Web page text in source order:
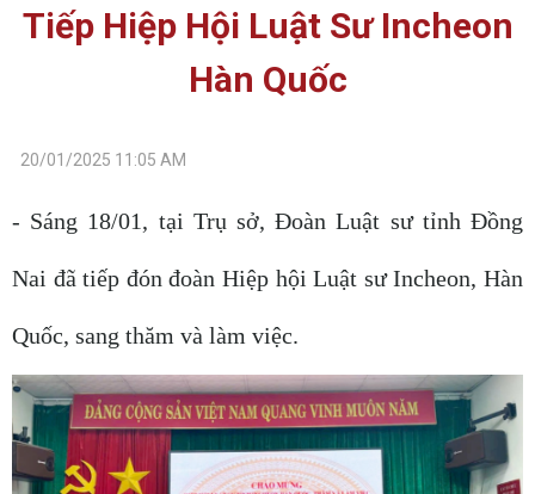
Tiếp Hiệp Hội Luật Sư Incheon
Hàn Quốc
20/01/2025 11:05 AM
- Sáng 18/01, tại Trụ sở, Đoàn Luật sư tỉnh Đồng
Nai đã tiếp đón đoàn Hiệp hội Luật sư Incheon, Hàn
Quốc, sang thăm và làm việc.